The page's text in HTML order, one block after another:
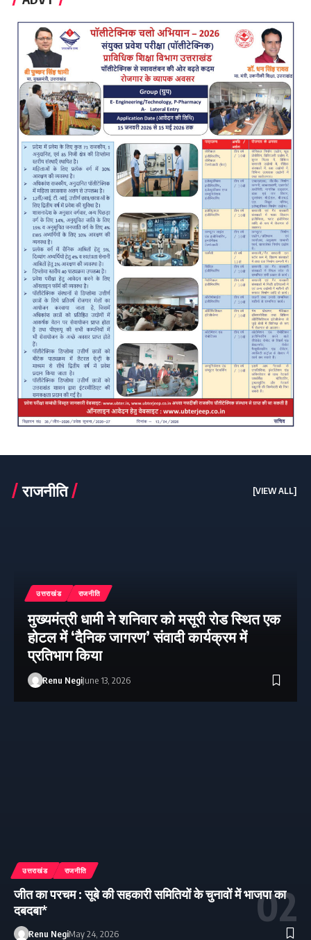
राजनीति [VIEW ALL]
उत्तराखंड राजनीति
मुख्यमंत्री धामी ने शनिवार को मसूरी रोड स्थित एक
होटल में ‘दैनिक जागरण’ संवादी कार्यक्रम में
प्रतिभाग किया
Renu NegiJune 13, 2026
उत्तराखंड राजनीति
जीत का परचम : सूबे की सहकारी समितियों के चुनावों में भाजपा का
दबदबा*
Renu NegiMay 24, 2026